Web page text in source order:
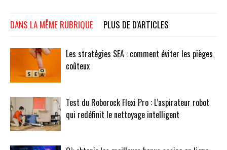
DANS LA MÊME RUBRIQUE PLUS DE D'ARTICLES
Les stratégies SEA : comment éviter les pièges
coûteux
Test du Roborock Flexi Pro : L’aspirateur robot
qui redéfinit le nettoyage intelligent